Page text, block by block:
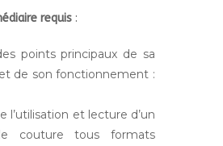
requis :
points principaux de sa
de son fonctionnement :
l’utilisation et lecture d’un
couture tous formats